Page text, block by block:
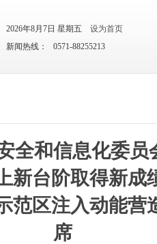
2026年8月7日 星期五
设为首页
新闻热线： 0571-88255213
全和信息化委员
新台阶取得新成
范区注入动能营
席